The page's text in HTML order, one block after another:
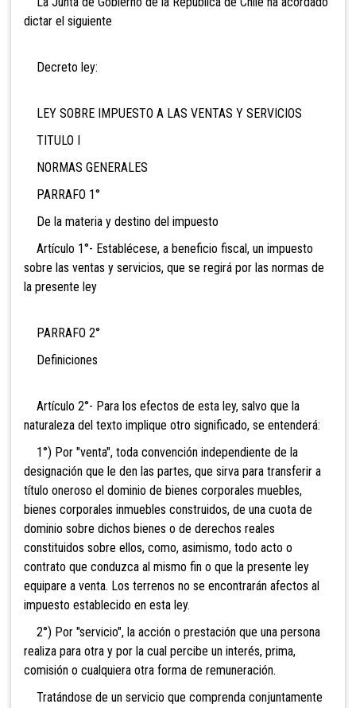
dictar el siguiente
Decreto ley:
LEY SOBRE IMPUESTO A LAS VENTAS Y SERVICIOS
TITULO I
NORMAS GENERALES
PARRAFO 1°
De la materia y destino del impuesto
Artículo 1°- Establécese, a beneficio fiscal, un impuesto
sobre las ventas y servicios, que se regirá por las normas de
la presente ley
PARRAFO 2°
Definiciones
Artículo 2°- Para los efectos de esta ley, salvo que la
naturaleza del texto implique otro significado, se entenderá:
1°) Por "venta", toda convención independiente de la
designación que le den las partes, que sirva para transferir a
título oneroso el dominio de bienes corporales muebles,
bienes corporales inmuebles construidos, de una cuota de
dominio sobre dichos bienes o de derechos reales
constituidos sobre ellos, como, asimismo, todo acto o
contrato que conduzca al mismo fin o que la presente ley
equipare a venta. Los terrenos no se encontrarán afectos al
impuesto establecido en esta ley.
2°) Por "servicio", la acción o prestación que una persona
realiza para otra y por la cual percibe un interés, prima,
comisión o cualquiera otra forma de remuneración.
Tratándose de un servicio que comprenda conjuntamente